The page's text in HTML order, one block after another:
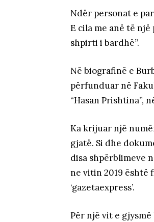
Ndër personat e
E cila me anë të një
shpirti i bardhë”.
Në biografinë e
përfunduar në
“Hasan Prishtina”,
Ka krijuar një
gjatë. Si dhe
disa shpërblimeve
ne vitin 2019 është
‘gazetaexpress’.
Për një vit e